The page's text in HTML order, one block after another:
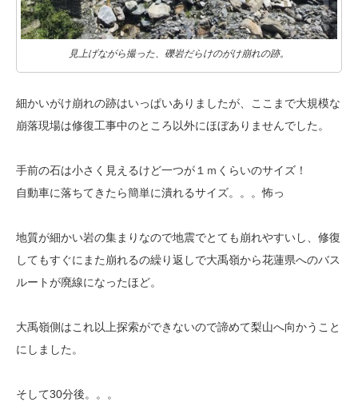
見上げながら撮った、礫岩だらけのがけ崩れの跡。
細かいがけ崩れの跡はいっぱいありましたが、ここまで大規模な
崩落現場は修復工事中のところ以外にほぼありませんでした。
手前の石は小さく見えるけど一つが１ｍくらいのサイズ！
自動車に落ちてきたら簡単に潰れるサイズ。。。怖っ
地質が細かい岩の集まりなので地震でとても崩れやすいし、修復
してもすぐに また崩れるの繰り返しで大禹嶺から花蓮県へのバス
ルートが廃線になったほど。
大禹嶺側はこれ以上探索ができないので諦めて梨山へ向かうこと
にしました。
そして30分後。。。